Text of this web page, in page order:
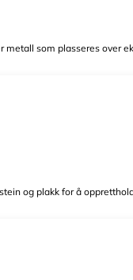
metall som plasseres over
og plakk for å